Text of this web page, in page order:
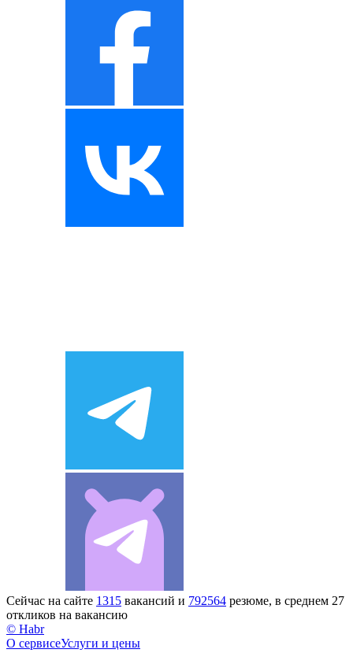
Сейчас на сайте 1315 вакансий и 792564 резюме, в среднем 27
откликов на вакансию
© Habr
О сервисеУслуги и цены